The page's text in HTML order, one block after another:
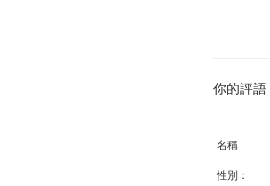
你的評語
名稱
性別：